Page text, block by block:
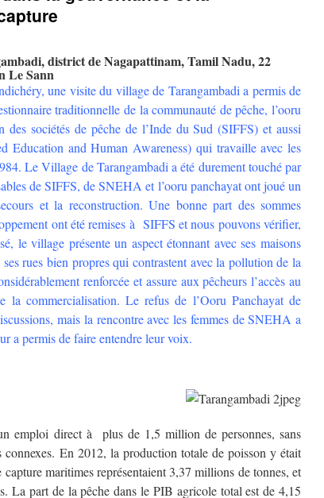
district de Nagapattinam, Tamil Nadu, 22
Le Sann
une visite du village de Tarangambadi a permis de
traditionnelle de la communauté de pêche, l’ooru
des sociétés de pêche de l’Inde du Sud (SIFFS) et aussi
Education and Human Awareness) qui travaille avec les
Le Village de Tarangambadi a été durement touché par
de SIFFS, de SNEHA et l’ooru panchayat ont joué un
et la reconstruction. Une bonne part des sommes
ont été remises à SIFFS et nous pouvons vérifier,
le village présente un aspect étonnant avec ses maisons
rues bien propres qui contrastent avec la pollution de la
renforcée et assure aux pêcheurs l’accès au
la commercialisation. Le refus de l’Ooru Panchayat de
mais la rencontre avec les femmes de SNEHA a
a permis de faire entendre leur voix.
emploi direct à plus de 1,5 million de personnes, sans
En 2012, la production totale de poisson y était
maritimes représentaient 3,37 millions de tonnes, et
La part de la pêche dans le PIB agricole total est de 4,15